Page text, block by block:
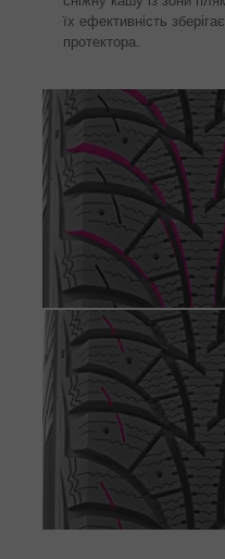
їх ефективність
протектора.